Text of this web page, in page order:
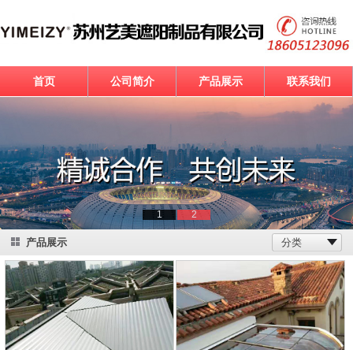
首页 公司简介 产品展示 联系我们
1 2
产品展示 分类